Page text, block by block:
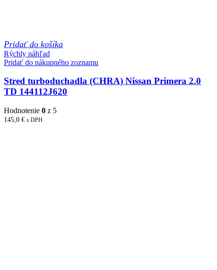
Pridať do košíka
Rýchly náhľad
Pridať do nákupného zoznamu
Stred turboduchadla (CHRA) Nissan Primera 2.0
TD 144112J620
Hodnotenie 0 z 5
145,0 € s DPH